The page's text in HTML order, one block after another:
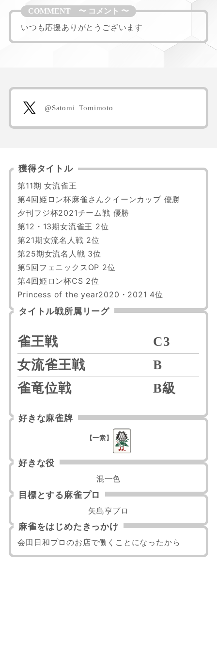
いつも応援ありがとうございます
@Satomi_Tomimoto
獲得タイトル
第11期 女流雀王
第4回姫ロン杯麻雀さんクイーンカップ 優勝
夕刊フジ杯2021チーム戦 優勝
第12・13期女流雀王 2位
第21期女流名人戦 2位
第25期女流名人戦 3位
第5回フェニックスOP 2位
第4回姫ロン杯CS 2位
Princess of the year2020・2021 4位
タイトル戦所属リーグ
雀王戦
C3
女流雀王戦
B
雀竜位戦
B級
好きな麻雀牌
【一索】
好きな役
混一色
目標とする麻雀プロ
矢島亨プロ
麻雀をはじめたきっかけ
会田日和プロのお店で働くことになったから